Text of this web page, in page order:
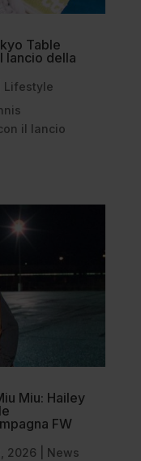
Table
lancio della
Lifestyle
il lancio
Miu: Hailey
FW
2026
News